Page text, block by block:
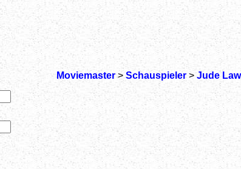
Moviemaster> Schauspieler> Jude Law